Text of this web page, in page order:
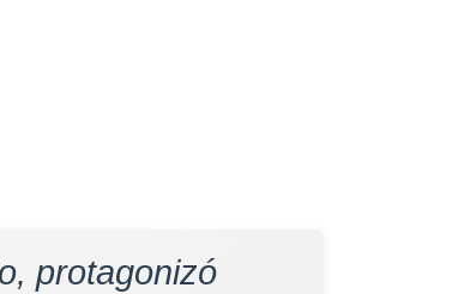
protagonizó